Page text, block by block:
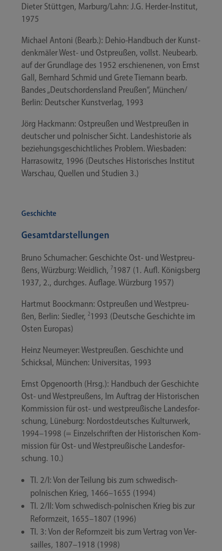
Die­ter Stütt­gen, Marburg/​Lahn: J.G. Herder-​Institut,
1975
Micha­el Anto­ni (Bearb.): Dehio-​Handbuch der Kunst­
denk­mä­ler West- und Ost­preu­ßen, vollst. Neu­be­arb.
auf der Grund­la­ge des 1952 erschie­ne­nen, von Ernst
Gall, Bern­hard Schmid und Gre­te Tie­mann bearb.
Ban­des „Deutsch­or­dens­land Preu­ßen“, München/​
Berlin: Deut­scher Kunst­ver­lag, 1993
Jörg Hack­mann: Ost­preu­ßen und West­preu­ßen in
deut­scher und pol­ni­scher Sicht. Lan­des­his­to­rie als
bezie­hungs­ge­schicht­li­ches Pro­blem. Wies­ba­den:
Har­ra­so­witz, 1996 (Deut­sches His­to­ri­sches Insti­tut
War­schau, Quel­len und Stu­di­en 3.)
Geschichte
Gesamtdarstellungen
Bru­no Schu­ma­cher: Geschich­te Ost- und West­preu­
ßens, Würz­burg: Weid­lich, 71987 (1. Aufl. Königs­berg
1937, 2., durch­ges. Auf­la­ge. Würz­burg 1957)
Hart­mut Boock­mann: Ost­preu­ßen und West­preu­
ßen, Ber­lin: Sied­ler, 21993 (Deut­sche Geschich­te im
Osten Europas)
Heinz Neu­mey­er: West­preu­ßen. Geschich­te und
Schick­sal, Mün­chen: Uni­ver­si­tas, 1993
Ernst Opge­noorth (Hrsg.): Hand­buch der Geschich­te
Ost- und West­preu­ßens, Im Auf­trag der His­to­ri­schen
Kom­mis­si­on für ost- und west­preu­ßi­sche Lan­des­for­
schung, Lüne­burg: Nord­ost­deut­sches Kul­tur­werk,
1994–1998 (= Ein­zel­schrif­ten der His­to­ri­schen Kom­
mis­si­on für Ost- und West­preu­ßi­sche Lan­des­for­
schung. 10.)
Tl. 2/​I: Von der Tei­lung bis zum schwedisch-​
polnischen Krieg, 1466–1655 (1994)
Tl. 2/​II: Vom schwedisch-​polnischen Krieg bis zur
Reform­zeit, 1655–1807 (1996)
Tl. 3: Von der Reform­zeit bis zum Ver­trag von Ver­
sailles, 1807–1918 (1998)